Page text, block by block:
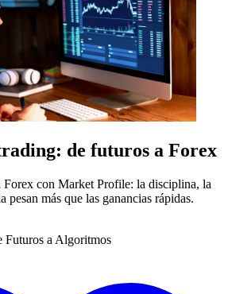
de futuros a Forex
Forex con Market Profile: la disciplina, la
pesan más que las ganancias rápidas.
Futuros a Algoritmos